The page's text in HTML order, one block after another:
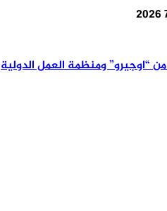
“اوجيرو” ومنظمة العمل الدولية